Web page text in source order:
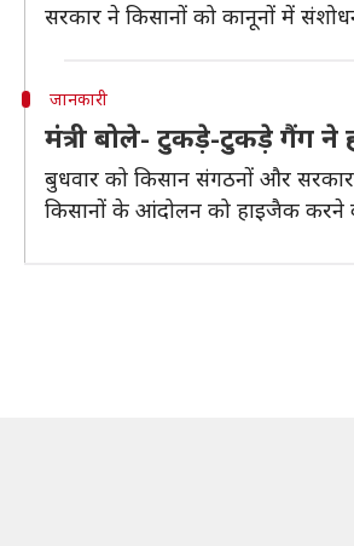
सरकार ने किसानों को कानूनों में
जानकारी
मंत्री बोले- टुकड़े-टुकड़े गैंग
बुधवार को किसान संगठनों और
किसानों के आंदोलन को हाइजैक करने